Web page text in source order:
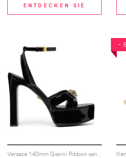
ENTDECKEN SIE
-